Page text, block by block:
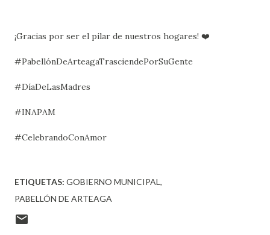
¡Gracias por ser el pilar de nuestros hogares! ❤️
#PabellónDeArteagaTrasciendePorSuGente
#DíaDeLasMadres
#INAPAM
#CelebrandoConAmor
ETIQUETAS: GOBIERNO MUNICIPAL
PABELLÓN DE ARTEAGA